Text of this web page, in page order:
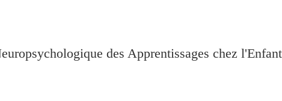
des Apprentissages chez